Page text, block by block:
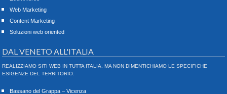
Web Marketing
Content Marketing
Soluzioni web oriented
DAL VENETO ALL'ITALIA
REALIZZIAMO SITI WEB IN TUTTA ITALIA, MA NON DIMENTICHIAMO LE SPECIFICHE
ESIGENZE DEL TERRITORIO.
Bassano del Grappa – Vicenza